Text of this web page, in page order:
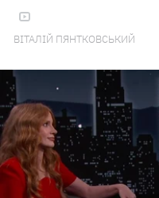
ВІТАЛІЙ ПЯНТКОВСЬКИЙ